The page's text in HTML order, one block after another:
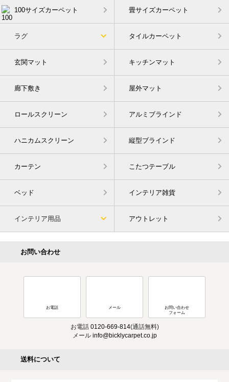
100サイズカーペット 畳サイズカーペット
ラグ タイルカーペット
玄関マット キッチンマット
廊下敷き 屋外マット
ロールスクリーン アルミブラインド
ハニカムスクリーン 縦型ブラインド
カーテン こたつテーブル
ベッド インテリア雑貨
インテリア用品 アウトレット
お問い合わせ
お電話 メール
お問い合わせ
フォーム
お電話 0120-669-814(通話無料)
メール info@bicklycarpet.co.jp
送料について